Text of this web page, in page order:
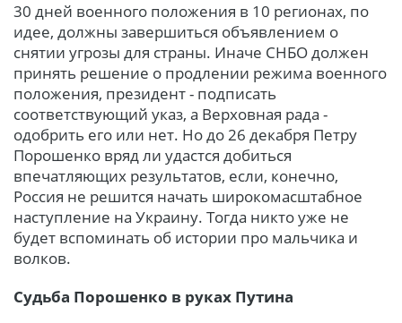
30 дней военного положения в 10 регионах, по
идее, должны завершиться объявлением о
снятии угрозы для страны. Иначе СНБО должен
принять решение о продлении режима военного
положения, президент - подписать
соответствующий указ, а Верховная рада -
одобрить его или нет. Но до 26 декабря Петру
Порошенко вряд ли удастся добиться
впечатляющих результатов, если, конечно,
Россия не решится начать широкомасштабное
наступление на Украину. Тогда никто уже не
будет вспоминать об истории про мальчика и
волков.
Судьба Порошенко в руках Путина